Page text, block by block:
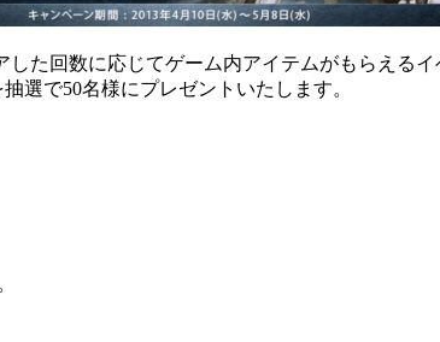
した回数に応じてゲーム内アイテムがもらえる
選で50名様にプレゼントいたします。